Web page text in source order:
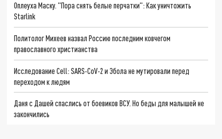
Оплеуха Маску. "Пора снять белые перчатки": Как уничтожить
Starlink
Политолог Михеев назвал Россию последним ковчегом
православного христианства
Исследование Cell: SARS-CoV-2 и Эбола не мутировали перед
переходом к людям
Даня с Дашей спаслись от боевиков ВСУ. Но беды для малышей не
закончились